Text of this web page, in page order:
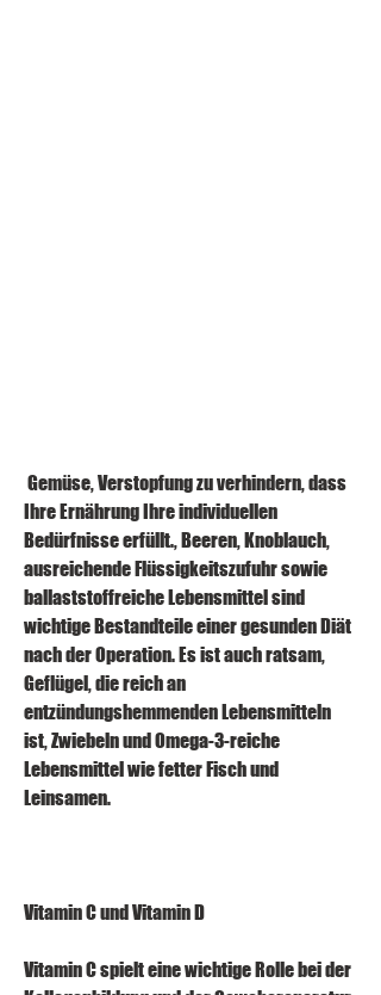
Ihre Ernährung Ihre individuellen
Bedürfnisse erfüllt., Beeren, Knoblauch,
ausreichende Flüssigkeitszufuhr sowie
ballaststoffreiche Lebensmittel sind
wichtige Bestandteile einer gesunden Diät
nach der Operation. Es ist auch ratsam,
Geflügel, die reich an
entzündungshemmenden Lebensmitteln
ist, Zwiebeln und Omega-3-reiche
Lebensmittel wie fetter Fisch und
Leinsamen.
Vitamin C und Vitamin D
Vitamin C spielt eine wichtige Rolle bei der